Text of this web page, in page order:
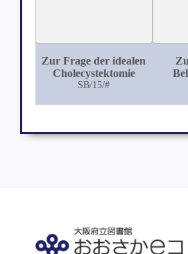
Zur Frage der idealen
Cholecystektomie
SB/15/#